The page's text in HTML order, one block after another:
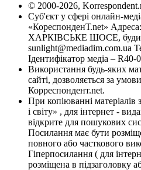
© 2000-2026,
Суб'єкт у сфері онлайн-
«КореспонденТ.net»
ХАРКІВСЬКЕ ШОСЕ,
sunlight@mediadim.com.ua
Ідентифікатор медіа – R40-
Використання будь-яких
сайті, дозволяється за
Корреспондент.net.
При копіюванні матеріалів
і світу» , для інтернет -
відкрите для пошукових
Посилання має бути
повного або часткового
Гіперпосилання ( для
розміщена в підзаголовку